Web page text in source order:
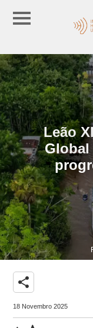
Leão
Global
share
18 Novembro 2025